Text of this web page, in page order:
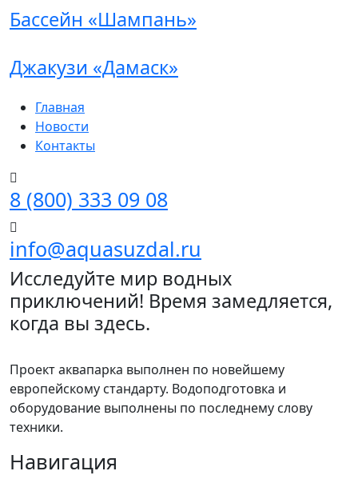
Бассейн «Шампань»
Джакузи «Дамаск»
Главная
Новости
Контакты
8 (800) 333 09 08
info@aquasuzdal.ru
Исследуйте мир водных
приключений! Время замедляется,
когда вы здесь.
Проект аквапарка выполнен по новейшему
европейскому стандарту. Водоподготовка и
оборудование выполнены по последнему слову
техники.
Навигация